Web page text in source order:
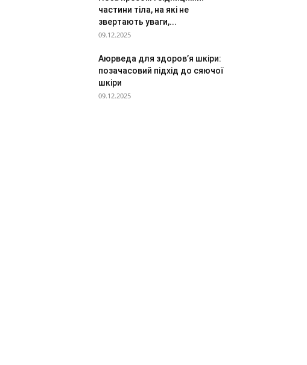
частини тіла, на які не
звертають уваги,...
09.12.2025
Аюрведа для здоров’я шкіри:
позачасовий підхід до сяючої
шкіри
09.12.2025